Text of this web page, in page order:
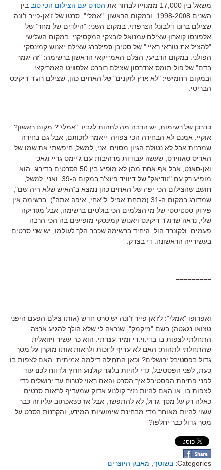
משאל בין 17,000 ממנוייו לבחור את
הסרט עם הצילום הכי טוב בין
השנים 1998-2008. ובמקום הראשון: "אמלי", סרטו של ז'אן-פייר ז'ונה
שצילם ברונו דלבונל הצרפתי. במקום השני: "הילדים של מחר" של
אלפונסו קוארון שצילם עמנואל לובצקי המקסיקני. במקום השלישי:
"להציל את טוראי ראיין" של סטיבן ספילברג שצילם יאנוש קמינסקי
הפולני. במקום הרביעי, הצלם האמריקאי הראשון ברשימה: "זה יגמר
בדם" של פול תומס אנדרסון שצילם רוברט אלסוויט האמריקאי.
ובמקום החמישי: "לא ארץ לזקנים" של האחים כהן, שצילם רוג'ר דיקינס
הבריטי.
כדרכן של רשימות, יש הרבה מה לתהות לגביו. "אמלי"? מקום ראשון?
אוקיי. אמנם לא הבחירה הכי צפויה, ייאמר לזכותם, אבל גם בחירה
שמרנית אבל לא נטולת הגיון מסוים. אני, למשל, חיפשתי את שמו של
האריס סאווידס, שעשה עבודות מרהיבות עם ג'יימס גריי וגאס
ואן-סאנט, אבל אף אחת מהן לא מופיע בין 50 הסרטים בדירוג. הוא
מופיע רק עם "זודיאק" של דיוויד פינצ'ר במקום ה-39. ואני, למשל,
חושב שהצילום הכי יפה של האחים כהן נמצא ב"האיש שלא היה שם",
שמדורג במקום ה-31 (מתחת אפילו ל"אחי, איפה אתה"). ברשימה אין
פירוק סטטיסטי של מי הצלמים הכי בולטים ברשימה, אבל מסריקה
שלי, נראה שרוג'ר דיקינס ויאנוש קמינסקי מופיעים בה הכי הרבה
פעמים. ולקונרד הול, היחיד ברשימה שכבר הלך לעולמו, יש שני סרטים
בעשירייה הראשונה. די בצדק.
=========
ואפרופו "אמלי": לז'אן-פייר ז'ונה יש סרט חדש (אותו צילם הפעם היפני
טצואו נגאטה) בשם "מיקמק", שנראה לי שלא הולך להגיע ארצה.
התחלתי לצפות בו בדי.וי.די ומיד עצרתי. הוא כה עשיר ויזואלית
שהתחלתי לתהות: האם לא עדיף לחכות ולראות אותו מוקרן על מסך
גדול בפסטיבל ירושלים? וכאן התחילה דילמה אמיתית. האם לצפות בו
כעת, לפני הפסטיבל, כדי להיות בלוגר קולנוע חרוץ ולדווח לכם עוד
לפני פתיחת הפסטיבל איך הסרט והאם ראוי לטרוח עד ירושלים כדי
לצפות בו, או האם להיות נזיר קולנוע אדוק שמעדיף לראות סרטים
כאלה רק על מסך גדול, לא להתפשר, אבל אז כשאכתוב עליו זה כבר
עשוי להיות מאוחר מדי מבחינת שימושיות המידע, והקרנות הסרט על
מסך גדול כבר יחלפו?
Categories: בשוטף מאבק היוצרים